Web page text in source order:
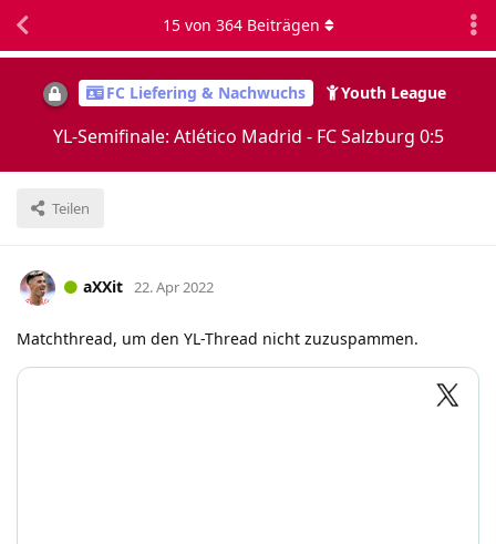
FC Liefering & Nachwuchs Youth League
YL-Semifinale: Atlético Madrid - FC Salzburg 0:5
Teilen
15von 364Beiträgen
aXXit 22. Apr 2022
Matchthread, um den YL-Thread nicht zuzuspammen.